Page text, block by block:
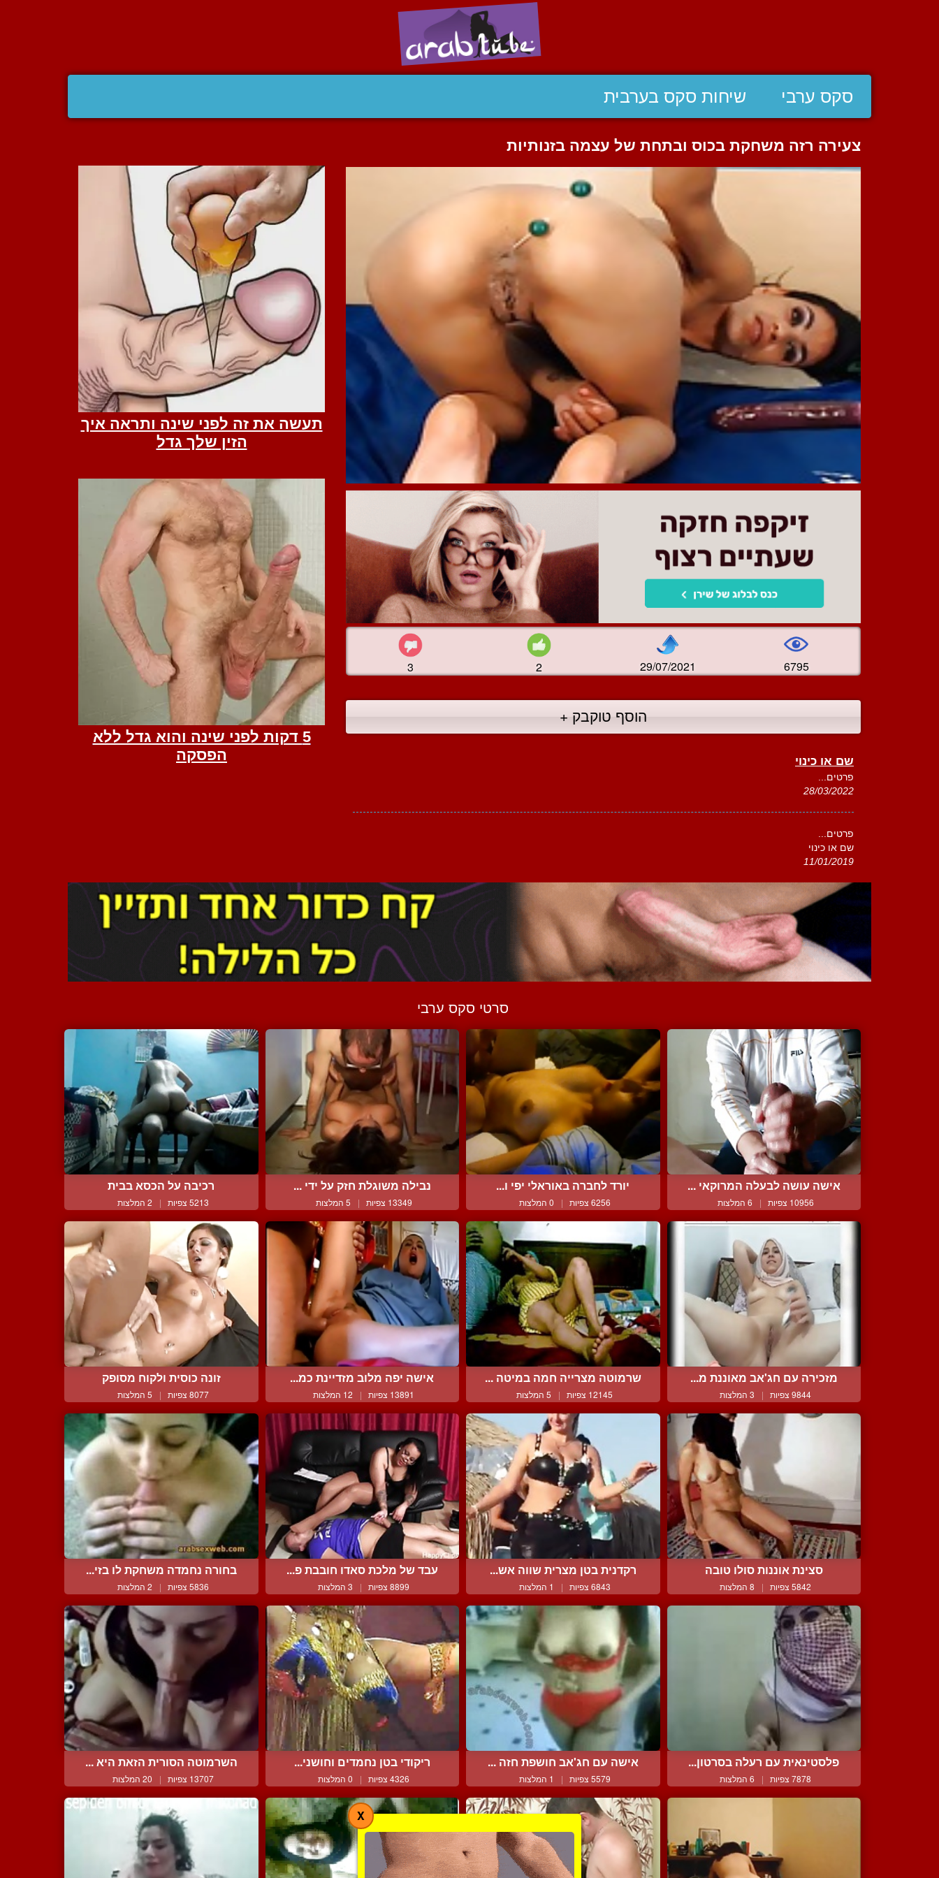
סקס ערבי שיחות סקס בערבית
צעירה רזה משחקת בכוס ובתחת של עצמה בזנותיות
3 2 29/07/2021 6795
הוסף טוקבק +
שם או כינוי
פרטים...
28/03/2022
פרטים...
שם או כינוי
11/01/2019
סרטי סקס ערבי
אישה עושה לבעלה המרוקאי ...
10956 צפיות | 6 המלצות
יורד לחברה באוראלי יפי ו...
6256 צפיות | 0 המלצות
נבילה משוגלת חזק על ידי ...
13349 צפיות | 5 המלצות
רכיבה על הכסא בבית
5213 צפיות | 2 המלצות
מזכירה עם חג'אב מאוננת מ...
9844 צפיות | 3 המלצות
שרמוטה מצרייה חמה במיטה ...
12145 צפיות | 5 המלצות
אישה יפה מלוב מזדיינת כמ...
13891 צפיות | 12 המלצות
זונה כוסית ולקוח מסופק
8077 צפיות | 5 המלצות
סצינת אוננות סולו טובה
5842 צפיות | 8 המלצות
רקדנית בטן מצרית שווה אש...
6843 צפיות | 1 המלצות
עבד של מלכת סאדו חובבת פ...
8899 צפיות | 3 המלצות
בחורה נחמדה משחקת לו בזי...
5836 צפיות | 2 המלצות
פלסטינאית עם רעלה בסרטון...
7878 צפיות | 6 המלצות
אישה עם חג'אב חושפת חזה ...
5579 צפיות | 1 המלצות
ריקודי בטן נחמדים וחושני...
4326 צפיות | 0 המלצות
השרמוטה הסורית הזאת היא ...
13707 צפיות | 20 המלצות
X